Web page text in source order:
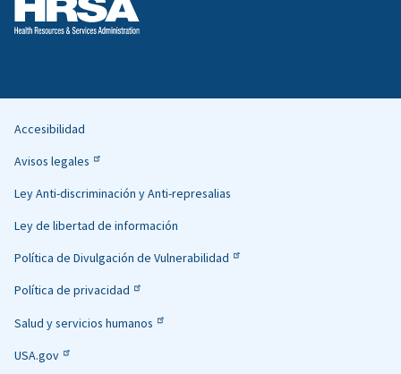
Helpful
Links
Accesibilidad
Avisos legales
Ley Anti-discriminación y Anti-represalias
Ley de libertad de información
Política de Divulgación de Vulnerabilidad
Política de privacidad
Salud y servicios humanos
USA.gov